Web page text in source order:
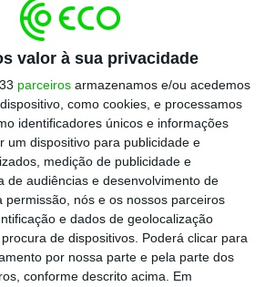
valor à sua privacidade
parceiros armazenamos e/ou acedemos
como cookies, e processamos
identificadores únicos e informações
um dispositivo para publicidade e
medição de publicidade e
de audiências e desenvolvimento de
permissão, nós e os nossos parceiros
e dados de geolocalização
de dispositivos. Poderá clicar para
por nossa parte e pela parte dos
conforme descrito acima. Em
grande por parte dos
em procurarem dietas
base destes produtos, o que
continuarmos a crescer”,
portuguesas de pequenos
se, principalmente, à União
mercados como Espanha,
e Países Baixos entre os
além do Reino Unido. Nos